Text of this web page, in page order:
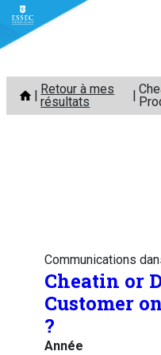
Aller
contenu
Retour à mes
résultats
Communications
Cheatin or
Customer
?
Année